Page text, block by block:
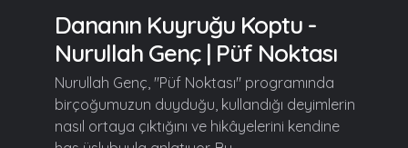
Dananın Kuyruğu Koptu -
Nurullah Genç | Püf Noktası
Nurullah Genç, "Püf Noktası" programında
birçoğumuzun duyduğu, kullandığı deyimlerin
nasıl ortaya çıktığını ve hikâyelerini kendine